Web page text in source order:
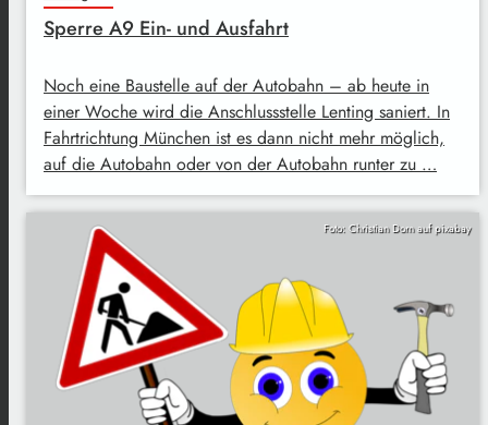
Sperre A9 Ein- und Ausfahrt
Noch eine Baustelle auf der Autobahn – ab heute in
einer Woche wird die Anschlussstelle Lenting saniert. In
Fahrtrichtung München ist es dann nicht mehr möglich,
auf die Autobahn oder von der Autobahn runter zu …
Foto: Christian Dorn auf pixabay